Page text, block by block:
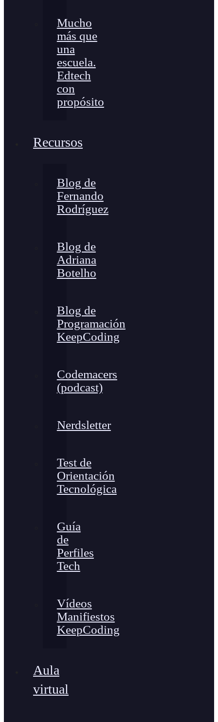
Mucho
más que
una
escuela.
Edtech
con
propósito
Recursos
Blog de
Fernando
Rodríguez
Blog de
Adriana
Botelho
Blog de
Programación
KeepCoding
Codemacers
(podcast)
Nerdsletter
Test de
Orientación
Tecnológica
Guía
de
Perfiles
Tech
Vídeos
Manifiestos
KeepCoding
Aula
virtual